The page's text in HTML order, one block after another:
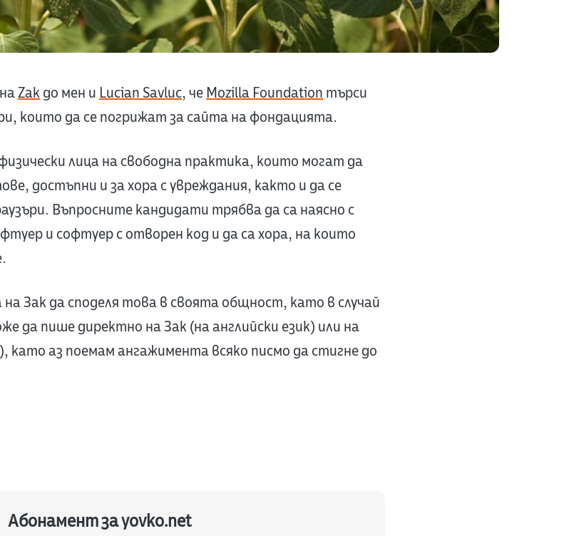
Zakдо мен и Lucian Savluc, чеMozilla Foundation търси
които да се погрижат за сайта на фондацията.
лица на свободна практика, които могат да
достъпни и за хора с увреждания, както и да се
Въпросните кандидати трябва да са наясно с
и софтуер с отворен код и да са хора, на които
Зак да споделя това в своята общност, като в случай
да пише директно на Зак (на английски език) или на
като аз поемам ангажимента всяко писмо да стигне до
Абонамент за yovko.net